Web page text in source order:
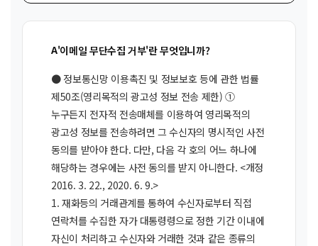
A'이메일 무단수집 거부'란 무엇입니까?
● 정보통신망 이용촉진 및 정보보호 등에 관한 법률
제50조(영리목적의 광고성 정보 전송 제한) ①
누구든지 전자적 전송매체를 이용하여 영리목적의
광고성 정보를 전송하려면 그 수신자의 명시적인 사전
동의를 받아야 한다. 다만, 다음 각 호의 어느 하나에
해당하는 경우에는 사전 동의를 받지 아니한다. <개정
2016. 3. 22., 2020. 6. 9.>
1. 재화등의 거래관계를 통하여 수신자로부터 직접
연락처를 수집한 자가 대통령령으로 정한 기간 이내에
자신이 처리하고 수신자와 거래한 것과 같은 종류의